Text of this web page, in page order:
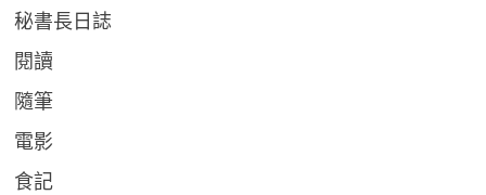
秘書長日誌
閱讀
隨筆
電影
食記